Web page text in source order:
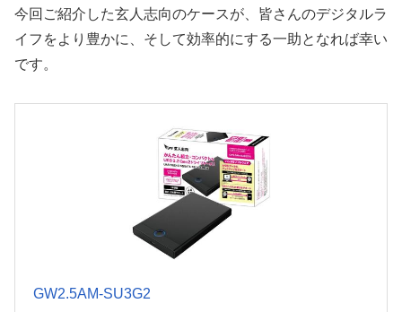
今回ご紹介した玄人志向のケースが、皆さんのデジタルラ
イフをより豊かに、そして効率的にする一助となれば幸い
です。
GW2.5AM-SU3G2